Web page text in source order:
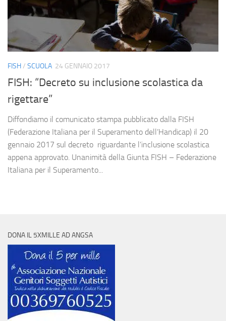
FISH/ SCUOLA 24 GENNAIO 2017
FISH: “Decreto su inclusione scolastica da
rigettare”
Diffondiamo il comunicato stampa pubblicato dalla FISH
(Federazione Italiana per il Superamento dell’Handicap) il 20
gennaio 2017 sul decreto riguardante l’inclusione scolastica
appena approvato. Unanimità della Giunta FISH – Federazione
Italiana per il Superamento...
DONA IL 5XMILLE AD ANGSA